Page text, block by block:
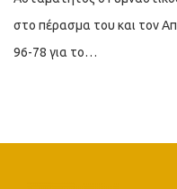
στο πέρασμα του και τον
96-78 για το…